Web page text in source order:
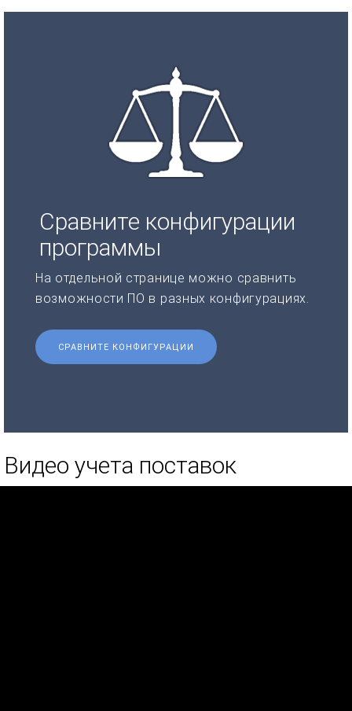
Сравните конфигурации
программы
На отдельной странице можно сравнить
возможности ПО в разных конфигурациях.
СРАВНИТЕ КОНФИГУРАЦИИ
Видео учета поставок